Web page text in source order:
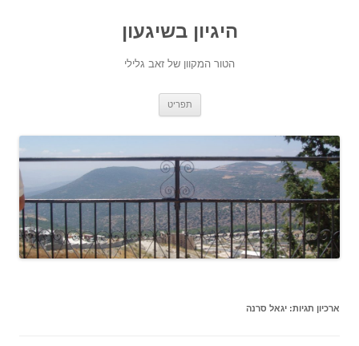
היגיון בשיגעון
הטור המקוון של זאב גלילי
תפריט
ארכיון תגיות: יגאל סרנה